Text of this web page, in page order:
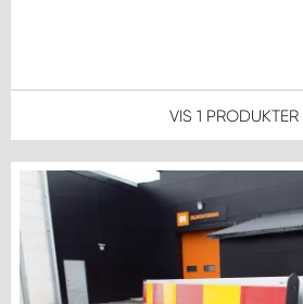
VIS 1 PRODUKTER